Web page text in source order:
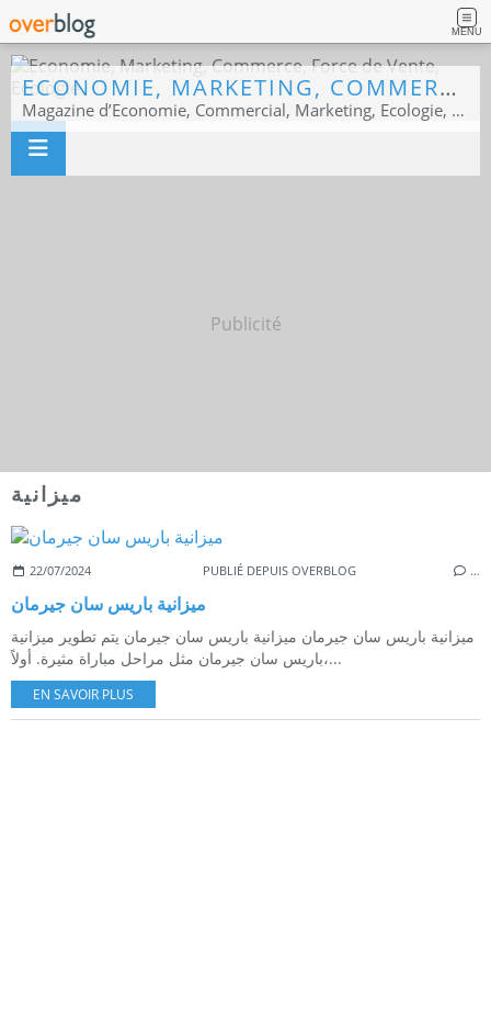
MENU
ECONOMIE, MARKETING, COMMERCE, FORCE DE VENTE, ECOLOGIE
Magazine d’Economie, Commercial, Marketing, Ecologie, Sport business
Publicité
ميزانية
22/07/2024 PUBLIÉ DEPUIS OVERBLOG …
ميزانية باريس سان جيرمان
ميزانية باريس سان جيرمان ميزانية باريس سان جيرمان يتم تطوير ميزانية
باريس سان جيرمان مثل مراحل مباراة مثيرة. أولاً،...
EN SAVOIR PLUS